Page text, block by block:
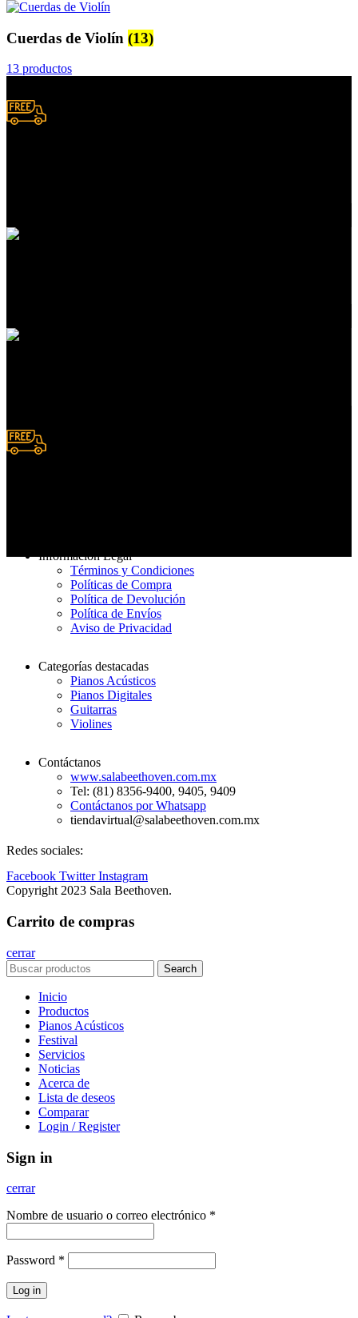
Cuerdas de Violín (13)
13 productos
Información Legal
Términos y Condiciones
Políticas de Compra
Política de Devolución
Política de Envíos
Aviso de Privacidad
Categorías destacadas
Pianos Acústicos
Pianos Digitales
Guitarras
Violines
Contáctanos
www.salabeethoven.com.mx
Tel: (81) 8356-9400, 9405, 9409
Contáctanos por Whatsapp
tiendavirtual@salabeethoven.com.mx
Redes sociales:
Facebook Twitter Instagram
Copyright 2023 Sala Beethoven.
Carrito de compras
cerrar
Search
Inicio
Productos
Pianos Acústicos
Festival
Servicios
Noticias
Acerca de
Lista de deseos
Comparar
Login / Register
Sign in
cerrar
Nombre de usuario o correo electrónico *
Password *
Log in